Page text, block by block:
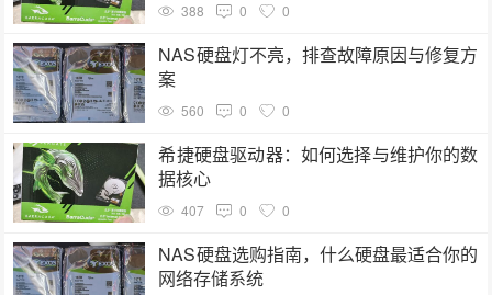
388 0 0
NAS硬盘灯不亮，排查故障原因与修复方
案
560 0 0
希捷硬盘驱动器：如何选择与维护你的数
据核心
407 0 0
NAS硬盘选购指南，什么硬盘最适合你的
网络存储系统